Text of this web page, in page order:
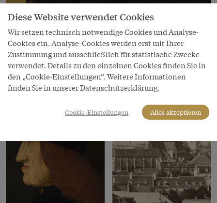
Bild
Kaiser Friedrich III., um 1500
Copyright
Kunsthistorisches Museum
LeihgeberIn
Kunsthistorisches Museum Wien
Diese Website verwendet Cookies
Wir setzen technisch notwendige Cookies und Analyse-
Cookies ein. Analyse-Cookies werden erst mit Ihrer
Zustimmung und ausschließlich für statistische Zwecke
verwendet. Details zu den einzelnen Cookies finden Sie in
den „Cookie-Einstellungen“. Weitere Informationen
finden Sie in unserer Datenschutzerklärung.
Cookie-Einstellungen Alles akzeptieren